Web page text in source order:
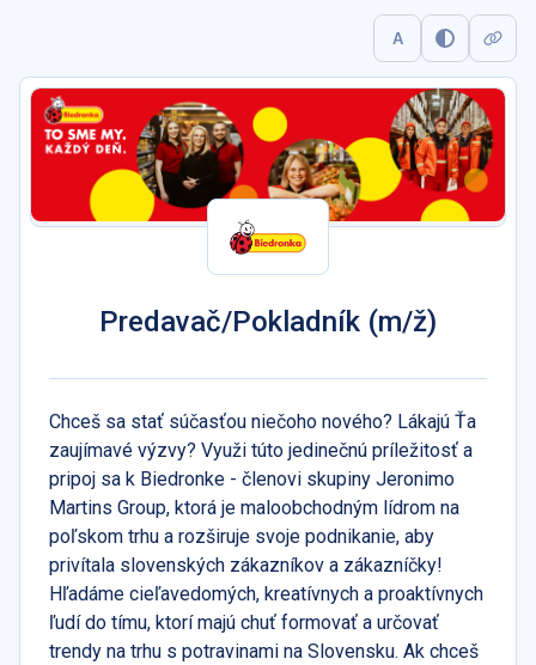
A
Predavač/Pokladník (m/ž)
Chceš sa stať súčasťou niečoho nového? Lákajú Ťa
zaujímavé výzvy? Využi túto jedinečnú príležitosť a
pripoj sa k Biedronke - členovi skupiny Jeronimo
Martins Group, ktorá je maloobchodným lídrom na
poľskom trhu a rozširuje svoje podnikanie, aby
privítala slovenských zákazníkov a zákazníčky!
Hľadáme cieľavedomých, kreatívnych a proaktívnych
ľudí do tímu, ktorí majú chuť formovať a určovať
trendy na trhu s potravinami na Slovensku. Ak chceš